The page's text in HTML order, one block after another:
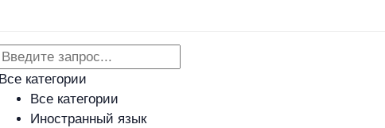
Все категории
Все категории
Иностранный язык